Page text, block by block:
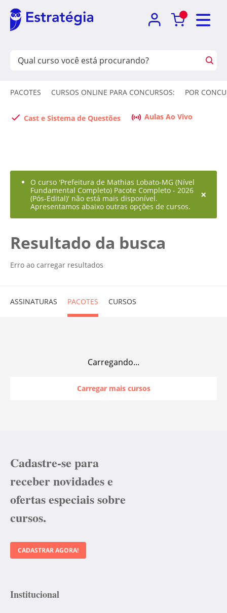
PACOTES CURSOS ONLINE PARA CONCURSOS: POR
Cast e Sistema de Questões Aulas Ao Vivo
O curso 'Prefeitura de Mathias Lobato-MG (Nível
Fundamental Completo) Pacote Completo - 2026
(Pós-Edital)' não está mais disponível.
Apresentamos abaixo outras opções de cursos.
×
Resultado da busca
Erro ao carregar resultados
ASSINATURAS PACOTES CURSOS
Carregando...
Carregar mais cursos
Cadastre-se para
receber novidades e
ofertas especiais sobre
cursos.
CADASTRAR AGORA!
Institucional